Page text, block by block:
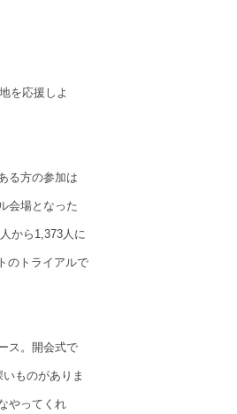
を応援しよ
る方の参加は
会場となった
から1,373人に
のトライアルで
ス。開会式で
ものがありま
やってくれ